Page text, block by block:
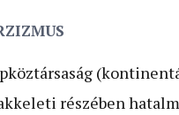
részében